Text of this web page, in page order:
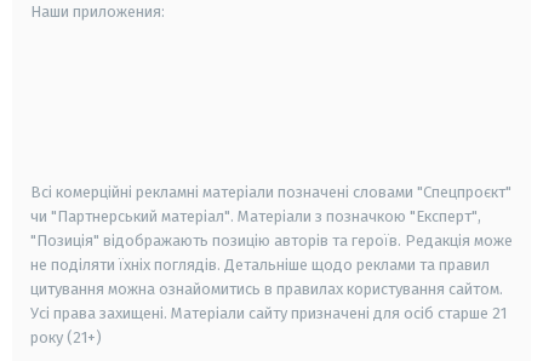
Наши приложения:
Всі комерційні рекламні матеріали позначені словами "Спецпроєкт"
чи "Партнерський матеріал". Матеріали з позначкою "Експерт",
"Позиція" відображають позицію авторів та героїв. Редакція може
не поділяти їхніх поглядів. Детальніше щодо реклами та правил
цитування можна ознайомитись в правилах користування сайтом.
Усі права захищені. Матеріали сайту призначені для осіб старше 21
року (21+)